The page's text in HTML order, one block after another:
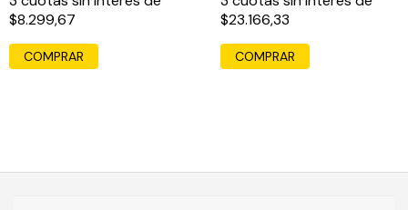
$8.299,67
$23.166,33
COMPRAR